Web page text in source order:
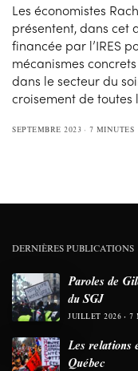
Les économistes
présentent, dans cet
financée par l’IRES
mécanismes
dans le secteur du
croisement de
SEPTEMBRE 2023 7 MINUTES
DERNIÈRES PUBLICATIONS
Paroles de
du SGJ
JUILLET 2026 7
Les relations
Québec